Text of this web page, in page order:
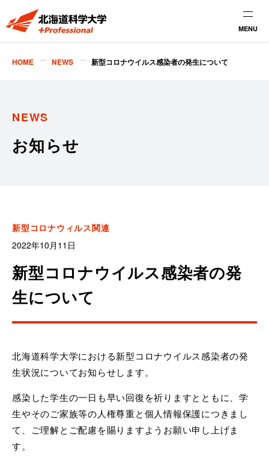
MENU
HOME NEWS 新型コロナウイルス感染者の発生について
NEWS
お知らせ
新型コロナウィルス関連
2022年10月11日
新型コロナウイルス感染者の発
生について
北海道科学大学における新型コロナウイルス感染者の発
生状況についてお知らせします。
感染した学生の一日も早い回復を祈りますとともに、学
生やそのご家族等の人権尊重と個人情報保護につきまし
て、ご理解とご配慮を賜りますようお願い申し上げま
す。